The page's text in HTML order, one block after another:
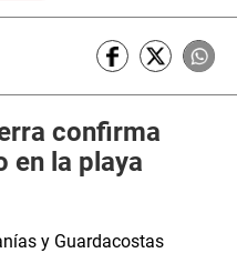
confirma
en la playa
y Guardacostas